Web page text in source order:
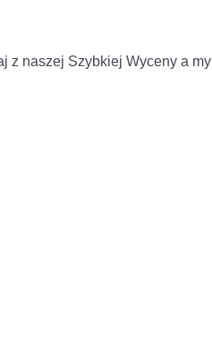
z naszej Szybkiej Wyceny a my